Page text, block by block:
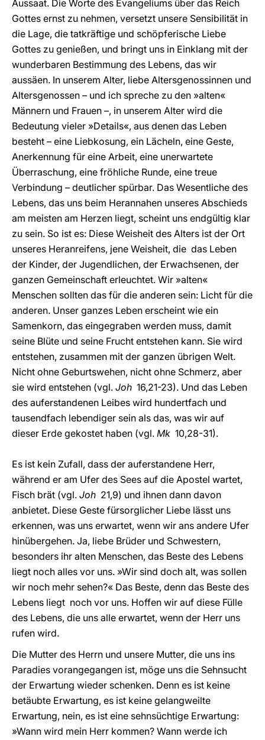
Aussaat. Die Worte des Evangeliums über das Reich
Gottes ernst zu nehmen, versetzt unsere Sensibilität in
die Lage, die tatkräftige und schöpferische Liebe
Gottes zu genießen, und bringt uns in Einklang mit der
wunderbaren Bestimmung des Lebens, das wir
aussäen. In unserem Alter, liebe Altersgenossinnen und
Altersgenossen – und ich spreche zu den »alten«
Männern und Frauen –, in unserem Alter wird die
Bedeutung vieler »Details«, aus denen das Leben
besteht – eine Liebkosung, ein Lächeln, eine Geste,
Anerkennung für eine Arbeit, eine unerwartete
Überraschung, eine fröhliche Runde, eine treue
Verbindung – deutlicher spürbar. Das Wesentliche des
Lebens, das uns beim Herannahen unseres Abschieds
am meisten am Herzen liegt, scheint uns endgültig klar
zu sein. So ist es: Diese Weisheit des Alters ist der Ort
unseres Heranreifens, jene Weisheit, die das Leben
der Kinder, der Jugendlichen, der Erwachsenen, der
ganzen Gemeinschaft erleuchtet. Wir »alten«
Menschen sollten das für die anderen sein: Licht für die
anderen. Unser ganzes Leben erscheint wie ein
Samenkorn, das eingegraben werden muss, damit
seine Blüte und seine Frucht entstehen kann. Sie wird
entstehen, zusammen mit der ganzen übrigen Welt.
Nicht ohne Geburtswehen, nicht ohne Schmerz, aber
sie wird entstehen (vgl. Joh 16,21-23). Und das Leben
des auferstandenen Leibes wird hundertfach und
tausendfach lebendiger sein als das, was wir auf
dieser Erde gekostet haben (vgl. Mk 10,28-31).
Es ist kein Zufall, dass der auferstandene Herr,
während er am Ufer des Sees auf die Apostel wartet,
Fisch brät (vgl. Joh 21,9) und ihnen dann davon
anbietet. Diese Geste fürsorglicher Liebe lässt uns
erkennen, was uns erwartet, wenn wir ans andere Ufer
hinübergehen. Ja, liebe Brüder und Schwestern,
besonders ihr alten Menschen, das Beste des Lebens
liegt noch alles vor uns. »Wir sind doch alt, was sollen
wir noch mehr sehen?« Das Beste, denn das Beste des
Lebens liegt noch vor uns. Hoffen wir auf diese Fülle
des Lebens, die uns alle erwartet, wenn der Herr uns
rufen wird.
Die Mutter des Herrn und unsere Mutter, die uns ins
Paradies vorangegangen ist, möge uns die Sehnsucht
der Erwartung wieder schenken. Denn es ist keine
betäubte Erwartung, es ist keine gelangweilte
Erwartung, nein, es ist eine sehnsüchtige Erwartung:
»Wann wird mein Herr kommen? Wann werde ich